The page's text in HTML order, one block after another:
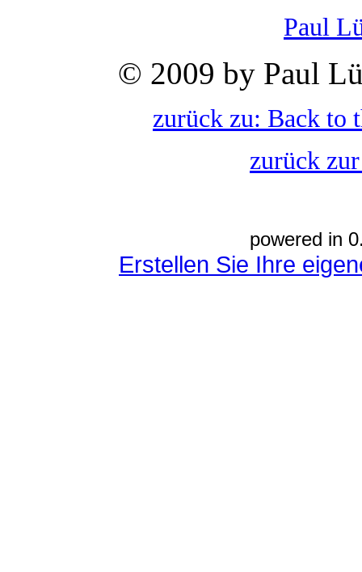
Paul
© 2009 by Paul
zurück zu: Back to
zurück
powered in
Erstellen Sie Ihre